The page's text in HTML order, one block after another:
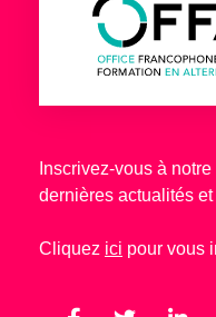
Inscrivez-vous à
dernières actualités
Cliquez ici pour vous